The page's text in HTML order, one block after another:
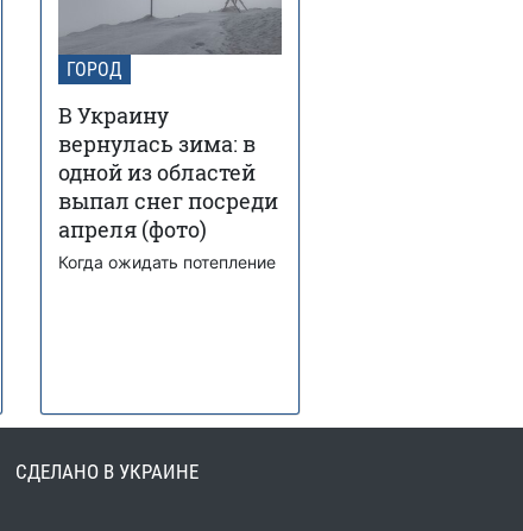
ГОРОД
В Украину
вернулась зима: в
одной из областей
выпал снег посреди
апреля (фото)
Когда ожидать потепление
СДЕЛАНО В УКРАИНЕ